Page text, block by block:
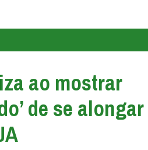
ao mostrar
de se alongar